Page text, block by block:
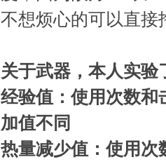
不想烦心的可以直接
关于武器，本人实验
经验值：使用次数和
加值不同
热量减少值：使用次